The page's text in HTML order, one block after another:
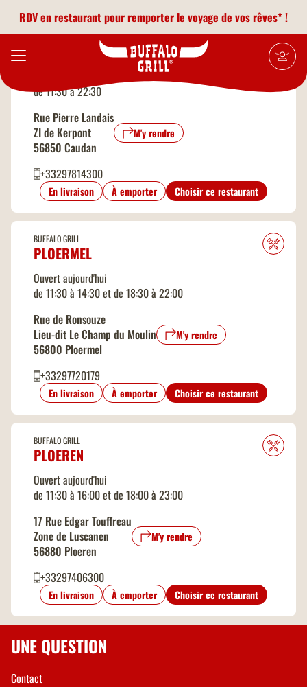
RDV en restaurant pour remporter le voyage de vos rêves* !
3Leaflet |©OpenStreetMapcontributors
BUFFALO GRILL
de 11:30 à 22:30
Rue Pierre Landais
ZI de Kerpont
56850 Caudan
M'y rendre
+33297814300
En livraison À emporter Choisir ce restaurant
BUFFALO GRILL
PLOERMEL
Ouvert aujourd'hui
de 11:30 à 14:30 et de 18:30 à 22:00
Rue de Ronsouze
Lieu-dit Le Champ du Moulin
56800 Ploermel
M'y rendre
+33297720179
En livraison À emporter Choisir ce restaurant
BUFFALO GRILL
PLOEREN
Ouvert aujourd'hui
de 11:30 à 16:00 et de 18:00 à 23:00
17 Rue Edgar Touffreau
Zone de Luscanen
56880 Ploeren
M'y rendre
+33297406300
En livraison À emporter Choisir ce restaurant
UNE QUESTION
Contact